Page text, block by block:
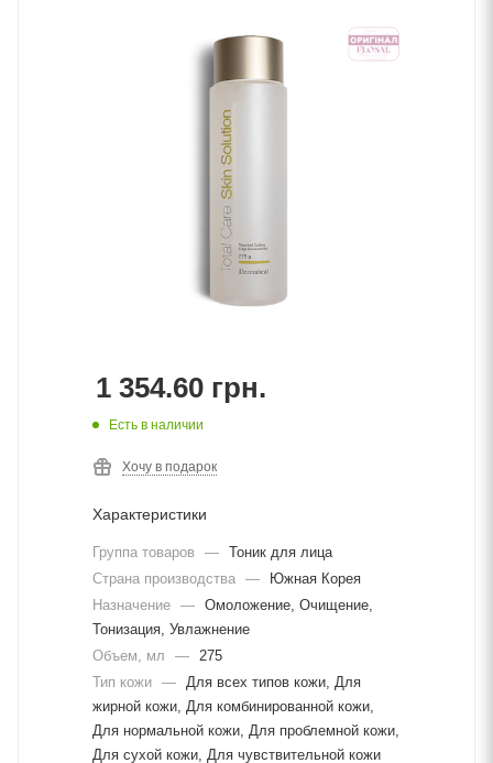
1 354.60 грн.
Есть в наличии
Хочу в подарок
Характеристики
Группа товаров — Тоник для лица
Страна производства —
Южная Корея
Назначение — Омоложение, Очищение,
Тонизация, Увлажнение
Объем, мл
—
275
Тип кожи —
Для всех типов кожи, Для
жирной кожи, Для комбинированной кожи,
Для нормальной кожи, Для проблемной кожи,
Для сухой кожи, Для чувствительной кожи